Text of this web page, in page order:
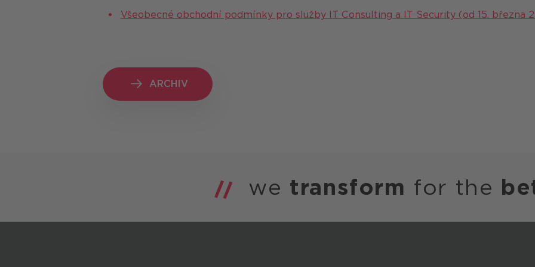
Všeobecné obchodní podmínky pro služby IT Consulting a IT Security (od 15. března
ARCHIV
ARCHIV
we transform for the